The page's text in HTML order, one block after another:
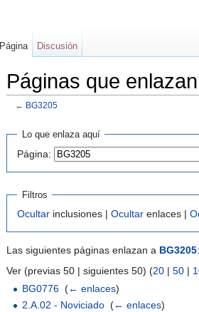
Páginas que
← BG3205
Lo que enlaza aquí
Página:
Filtros
Ocultar inclusiones | Ocultar enlaces |
Las siguientes páginas enlazan a BG3205:
Ver (previas 50 | siguientes 50) (20 | 50 |
BG0776 (← enlaces)
2.A.02 - Noviciado (← enlaces)
Página Discusión